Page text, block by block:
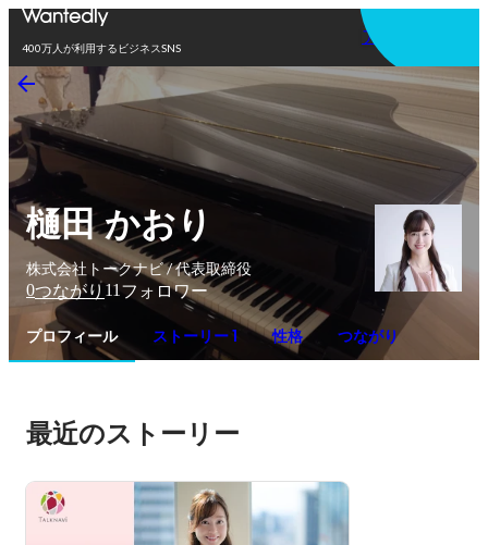
400万人が利用するビジネスSNS
アプリを使う
樋田 かおり
株式会社トークナビ / 代表取締役
0つながり 11 フォロワー
プロフィール ストーリー 1 性格 つながり
最近のストーリー